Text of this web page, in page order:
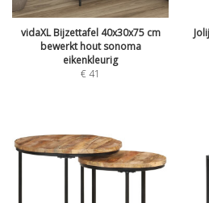
vidaXL Bijzettafel 40x30x75 cm
bewerkt hout sonoma
eikenkleurig
€41